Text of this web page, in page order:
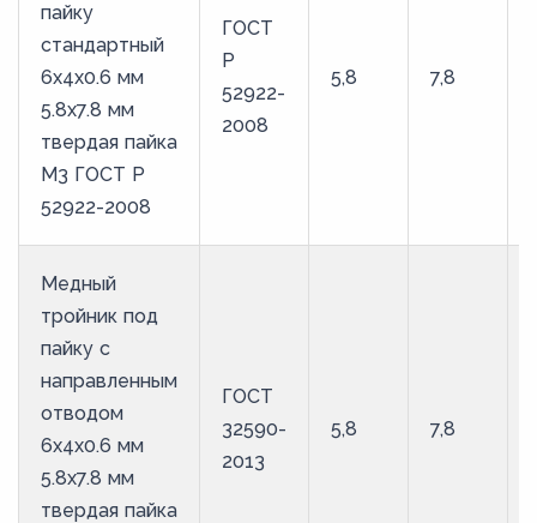
пайку
стандартный
6х4х0.6 мм
5.8х7.8 мм
твердая пайка
М3 ГОСТ Р
52922-2008
ГОСТ
Р
52922-
2008
5,8 7,8
Медный
тройник под
пайку с
направленным
отводом
6х4х0.6 мм
5.8х7.8 мм
твердая пайка
ГОСТ
32590-
2013
5,8 7,8